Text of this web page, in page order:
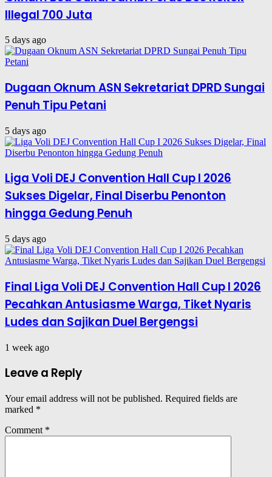
Illegal 700 Juta
5 days ago
Dugaan Oknum ASN Sekretariat DPRD Sungai
Penuh Tipu Petani
5 days ago
Liga Voli DEJ Convention Hall Cup I 2026
Sukses Digelar, Final Diserbu Penonton
hingga Gedung Penuh
5 days ago
Final Liga Voli DEJ Convention Hall Cup I 2026
Pecahkan Antusiasme Warga, Tiket Nyaris
Ludes dan Sajikan Duel Bergengsi
1 week ago
Leave a Reply
Your email address will not be published. Required fields are
marked *
Comment *